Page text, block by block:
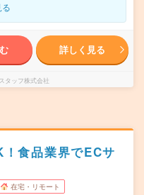
詳しく見る
タッフ株式会社
食品業界でECサ
在宅・リモート